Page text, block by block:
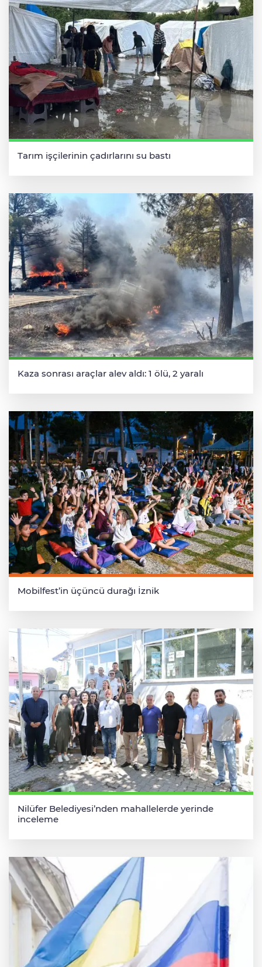
Tarım işçilerinin çadırlarını su bastı
Kaza sonrası araçlar alev aldı: 1 ölü, 2 yaralı
Mobilfest’in üçüncü durağı İznik
Nilüfer Belediyesi’nden mahallelerde yerinde
inceleme